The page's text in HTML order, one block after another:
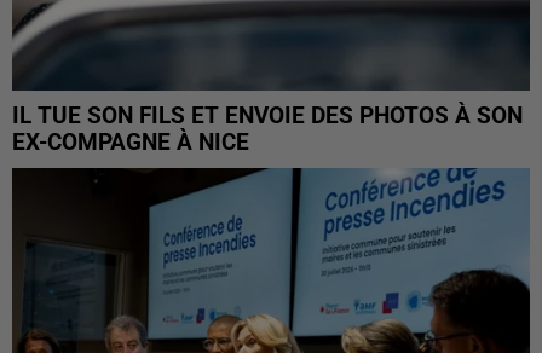
IL TUE SON FILS ET ENVOIE DES PHOTOS À SON
EX-COMPAGNE À NICE